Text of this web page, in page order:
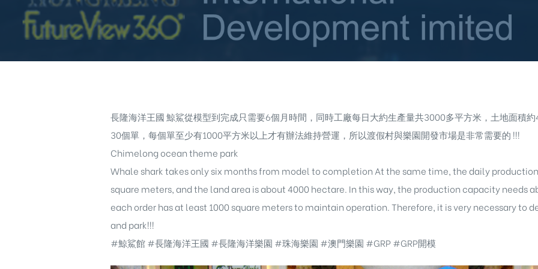
長隆海洋王國 鯨鯊從模型到完成只需要6個月時間，同時工廠每日大約生產量共3000多平方米，土地面積
30個單，每個單至少有1000平方米以上才有辦法維持營運，所以渡假村與樂園開發市場是非常需要的 !!!
Chimelong ocean theme park
Whale shark takes only six months from model to completion At the same time, the daily
square meters, and the land area is about 4000 hectare. In this way, the production capacity needs
each order has at least 1000 square meters to maintain operation. Therefore, it is very necessary to
and park!!!
#鯨鯊館 #長隆海洋王國 #長隆海洋樂園 #珠海樂園 #澳門樂園 #GRP #GRP開模